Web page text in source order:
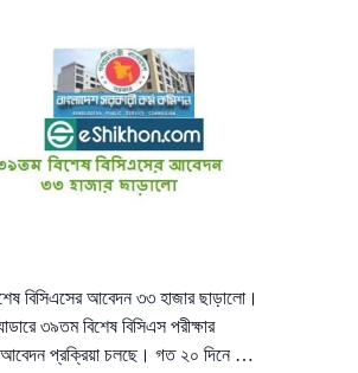
বিসিএসের আবেদন ৩৩ হাজার ছাড়ালো।
৩৯তম বিশেষ বিসিএস পরীক্ষার
প্রক্রিয়া চলছে। গত ২০ দিনে …